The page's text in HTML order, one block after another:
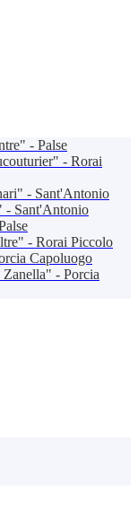
- Palse
- Rorai
- Sant'Antonio
- Sant'Antonio
- Rorai Piccolo
Capoluogo
Zanella" - Porcia